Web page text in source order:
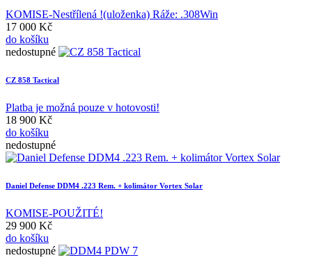
KOMISE-Nestřílená !(uloženka) Ráže: .308Win
17 000 Kč
do košíku
nedostupné
CZ 858 Tactical
Platba je možná pouze v hotovosti!
18 900 Kč
do košíku
nedostupné
Daniel Defense DDM4 .223 Rem. + kolimátor Vortex Solar
KOMISE-POUŽITÉ!
29 900 Kč
do košíku
nedostupné